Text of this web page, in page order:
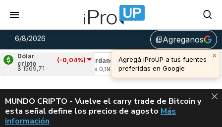
6/8/2026 library_addAgreganos
Dólar
cripto
(-0,04%)
$ 1569,71
Cardano
(-2,10%)
Avalanche (-
u$s 6,45
ALERTA
MUNDO CRIPTO - Vuelve el carry trade de Bitcoin y
esta señal define los precios de agosto VUELVE EL
Más
información